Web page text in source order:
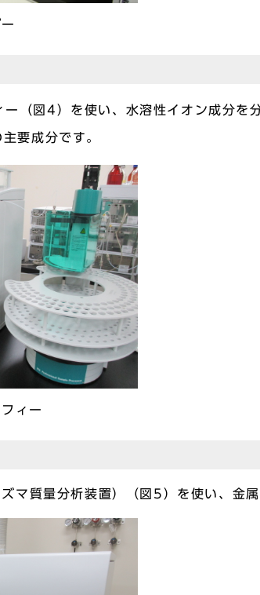
（図4）を使い、水溶性イオン成分を
要成分です。
ィー
マ質量分析装置）（図5）を使い、金属